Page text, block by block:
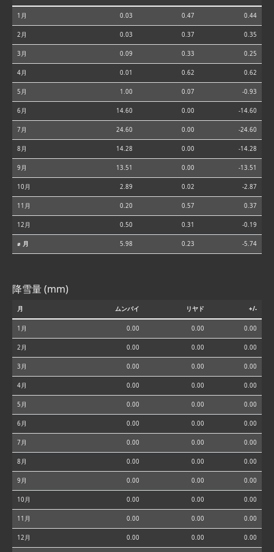
1月 0.03 0.47 0.44
2月 0.03 0.37 0.35
3月 0.09 0.33 0.25
4月 0.01 0.62 0.62
5月 1.00 0.07 -0.93
6月 14.60 0.00 -14.60
7月 24.60 0.00 -24.60
8月 14.28 0.00 -14.28
9月 13.51 0.00 -13.51
10月 2.89 0.02 -2.87
11月 0.20 0.57 0.37
12月 0.50 0.31 -0.19
⌀ 月 5.98 0.23 -5.74
降雪量 (mm)
月 ムンバイ リヤド +/-
1月 0.00 0.00 0.00
2月 0.00 0.00 0.00
3月 0.00 0.00 0.00
4月 0.00 0.00 0.00
5月 0.00 0.00 0.00
6月 0.00 0.00 0.00
7月 0.00 0.00 0.00
8月 0.00 0.00 0.00
9月 0.00 0.00 0.00
10月 0.00 0.00 0.00
11月 0.00 0.00 0.00
12月 0.00 0.00 0.00